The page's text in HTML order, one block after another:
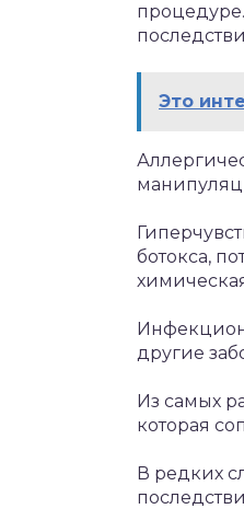
Это
ботокса,
другие
Из самых
которая
В редких